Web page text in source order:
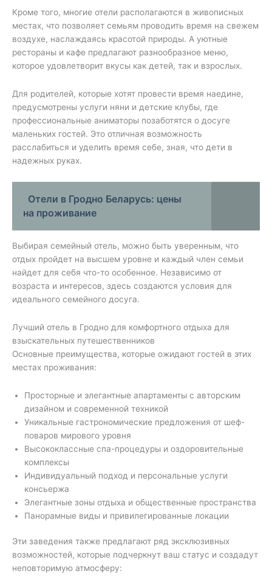
Кроме того, многие отели располагаются в живописных
местах, что позволяет семьям проводить время на свежем
воздухе, наслаждаясь красотой природы. А уютные
рестораны и кафе предлагают разнообразное меню,
которое удовлетворит вкусы как детей, так и взрослых.
Для родителей, которые хотят провести время наедине,
предусмотрены услуги няни и детские клубы, где
профессиональные аниматоры позаботятся о досуге
маленьких гостей. Это отличная возможность
расслабиться и уделить время себе, зная, что дети в
надежных руках.
Отели в Гродно Беларусь: цены
на проживание
Выбирая семейный отель, можно быть уверенным, что
отдых пройдет на высшем уровне и каждый член семьи
найдет для себя что-то особенное. Независимо от
возраста и интересов, здесь создаются условия для
идеального семейного досуга.
Лучший отель в Гродно для комфортного отдыха для
взыскательных путешественников
Основные преимущества, которые ожидают гостей в этих
местах проживания:
Просторные и элегантные апартаменты с авторским
дизайном и современной техникой
Уникальные гастрономические предложения от шеф-
поваров мирового уровня
Высококлассные спа-процедуры и оздоровительные
комплексы
Индивидуальный подход и персональные услуги
консьержа
Элегантные зоны отдыха и общественные пространства
Панорамные виды и привилегированные локации
Эти заведения также предлагают ряд эксклюзивных
возможностей, которые подчеркнут ваш статус и создадут
неповторимую атмосферу: